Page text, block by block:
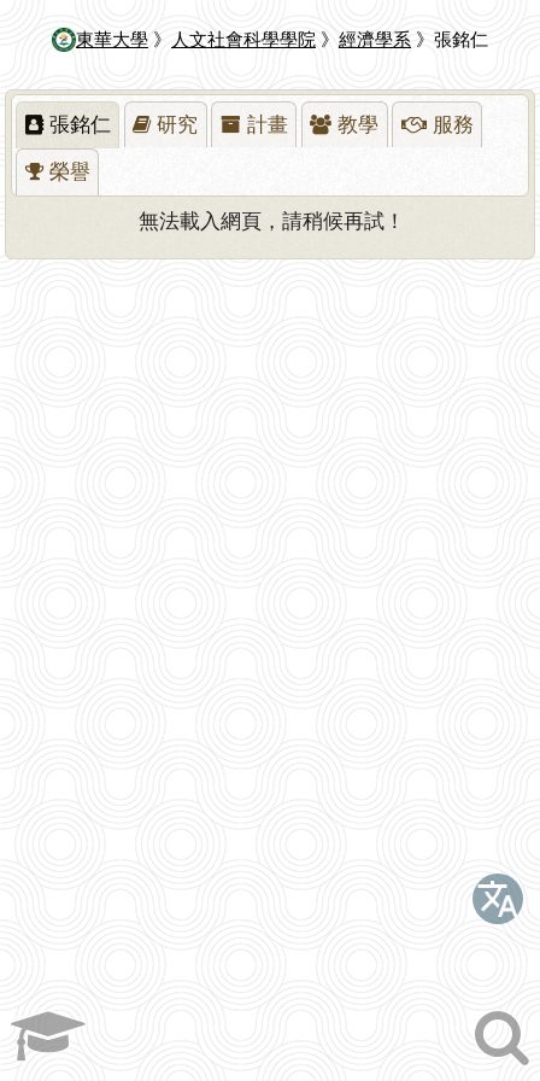
東華大學 》 人文社會科學學院 》 經濟學系 》張銘仁
張銘仁 研究 計畫 教學 服務
榮譽
無法載入網頁，請稍候再試！